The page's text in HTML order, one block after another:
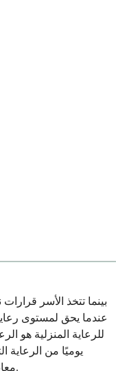
عندما يحق لمستوى
مستوى أعلى من إدارة الأعراض المقدمة في بيئة المستشفى، عندما لا تكون الرعاية المنزلية كافية. أنشأت مراكز خدمات ميديكير وميديكيد (CMS) معايير الأهلية والاستخدامات لكل مستوى.